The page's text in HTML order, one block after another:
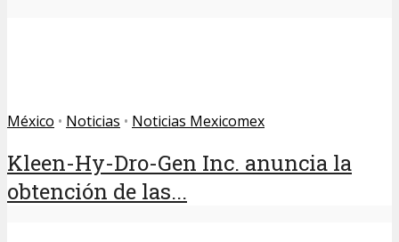
México • Noticias • Noticias Mexicomex
Kleen-Hy-Dro-Gen Inc. anuncia la
obtención de las...